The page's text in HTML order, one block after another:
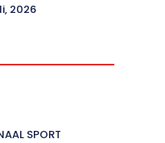
2026
SPORT